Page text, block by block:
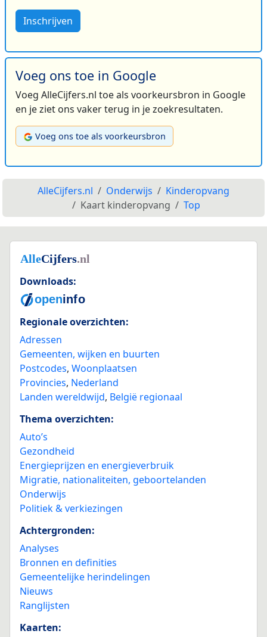
Inschrijven
Voeg ons toe in Google
Voeg AlleCijfers.nl toe als voorkeursbron in Google
en je ziet ons vaker terug in je zoekresultaten.
Voeg ons toe als voorkeursbron
AlleCijfers.nl Onderwijs
Kinderopvang
Kaart kinderopvang
Top
Downloads:
Regionale overzichten:
Adressen
Gemeenten, wijken en buurten
Postcodes, Woonplaatsen
Provincies, Nederland
Landen wereldwijd, België regionaal
Thema overzichten:
Auto’s
Gezondheid
Energieprijzen en energieverbruik
Migratie, nationaliteiten, geboortelanden
Onderwijs
Politiek & verkiezingen
Achtergronden:
Analyses
Bronnen en definities
Gemeentelijke herindelingen
Nieuws
Ranglijsten
Kaarten: